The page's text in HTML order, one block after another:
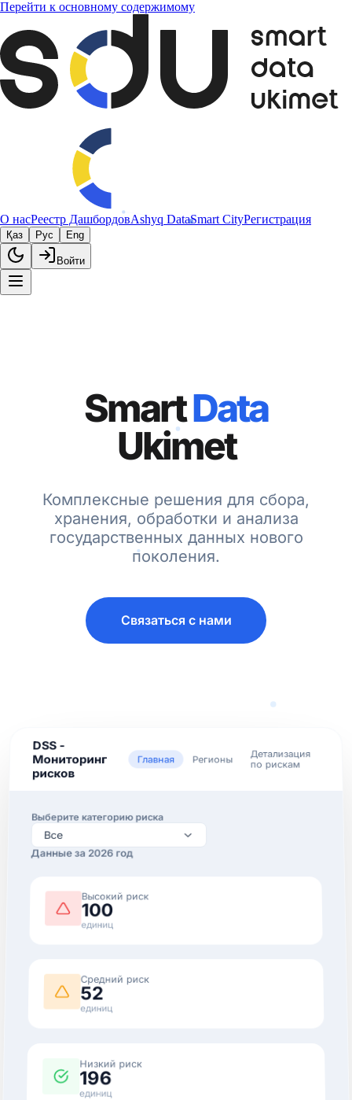
Перейти к основному содержимому
О насРеестр ДашбордовAshyq DataSmart CityРегистрация
Қаз Рус Eng
Войти
SmartData
Ukimet
Комплексные решения для сбора,
хранения, обработки и анализа
государственных данных нового
поколения.
Связаться с нами
DSS -
Мониторинг
рисков
Главная Регионы Детализация
по рискам
Выберите категорию риска
Все
Данные за 2026 год
Высокий риск
100
единиц
Средний риск
52
единиц
Низкий риск
196
единиц